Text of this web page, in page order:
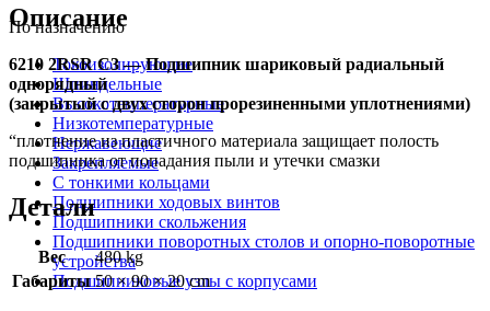
По назначению
Токоизолирующие
Шпиндельные
Высокотемпературные
Низкотемпературные
Нержавеющие
Закрепляемые
С тонкими кольцами
Подшипники ходовых винтов
Подшипники скольжения
Подшипники поворотных столов и опорно-поворотные
устройства
Подшипниковые узлы с корпусами
Описание
6210 2RSR C3 — Подшипник шариковый радиальный
однорядный
(закрытый с двух сторон прорезиненными уплотнениями)
“плотнение из пластичного материала защищает полость
подшипника от попадания пыли и утечки смазки
Детали
Вес
480 kg
Габариты 50 × 90 × 20 cm